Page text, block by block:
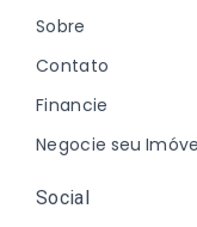
Sobre
Contato
Financie
Negocie seu
Social